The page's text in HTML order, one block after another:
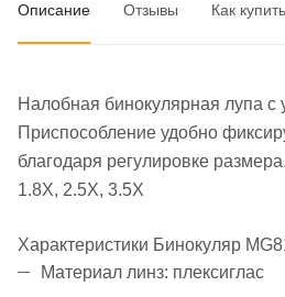
Описание Отзывы Как купить
Налобная бинокулярная лупа с
Приспособление удобно
благодаря регулировке
1.8Х, 2.5Х, 3.5Х
Характеристики Бинокуляр
Материал линз: плексиглас